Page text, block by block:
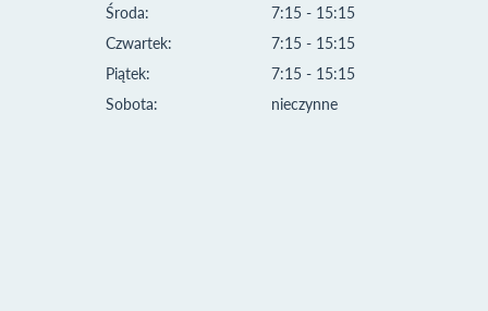
Środa:
Czwartek:
Piątek:
Sobota:
7:15 - 15:15
7:15 - 15:15
7:15 - 15:15
nieczynne